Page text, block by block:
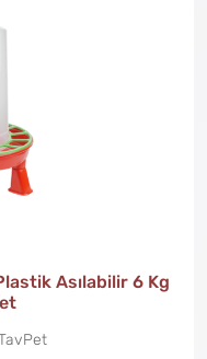
Asılabilir 6 Kg